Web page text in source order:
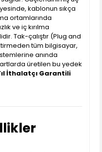
kablonun sıkça
ortamlarında
ve iç kırılma
Tak-çalıştır (Plug and
tüm bilgisayar,
anında
üretilen bu yedek
İthalatçı Garantili